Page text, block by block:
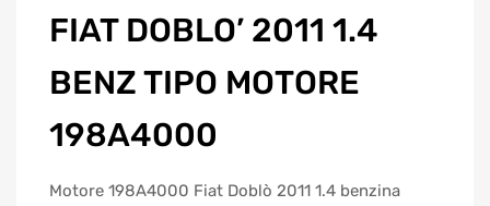
FIAT DOBLO’ 2011 1.4
BENZ TIPO MOTORE
198A4000
Motore 198A4000 Fiat Doblò 2011 1.4 benzina